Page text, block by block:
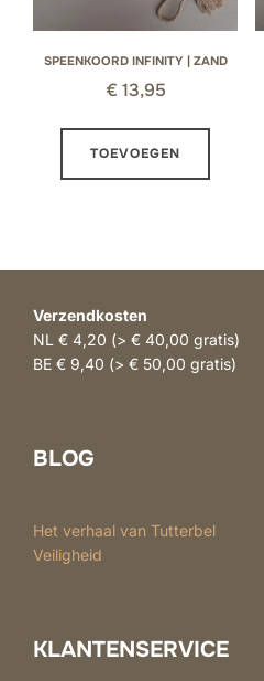
SPEENKOORD INFINITY | ZAND
€ 13,95
TOEVOEGEN
Verzendkosten
NL € 4,20 (> € 40,00 gratis)
BE € 9,40 (> € 50,00 gratis)
BLOG
Het verhaal van Tutterbel
Veiligheid
KLANTENSERVICE